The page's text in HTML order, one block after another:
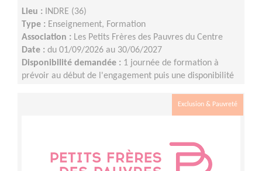
Lieu : INDRE (36)
Type : Enseignement, Formation
Association : Les Petits Frères des Pauvres du Centre
Date : du 01/09/2026 au 30/06/2027
Disponibilité demandée : 1 journée de formation à
prévoir au début de l'engagement puis une disponibilité
Exclusion & Pauvreté